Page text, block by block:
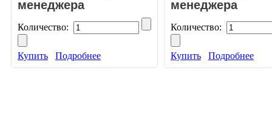
менеджера
Количество:
Купить Подробнее
менеджера
Количество:
Купить Подробнее